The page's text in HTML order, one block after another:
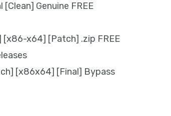
Genuine FREE
[x86-x64] [Patch] .zip FREE
[x86x64] [Final] Bypass